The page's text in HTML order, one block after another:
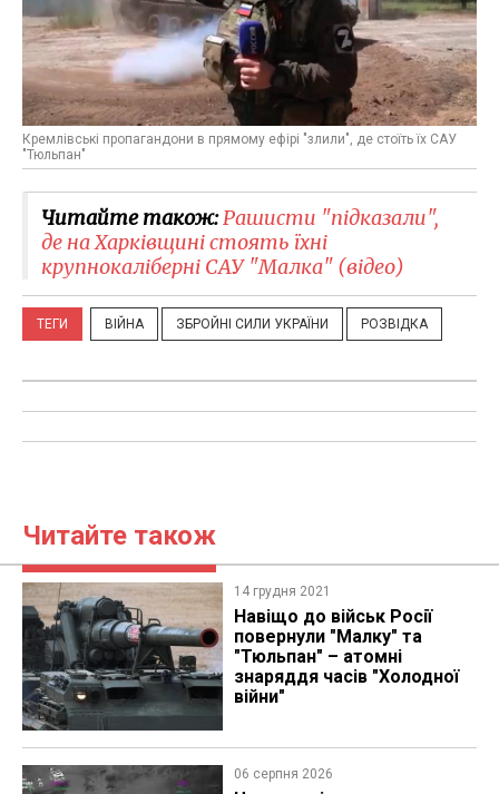
Кремлівські пропагандони в прямому ефірі "злили", де стоїть їх САУ
"Тюльпан"
Читайте також:Рашисти "підказали",
де на Харківщині стоять їхні
крупнокаліберні САУ "Малка" (відео)
ТЕГИ ВІЙНА ЗБРОЙНІ СИЛИ УКРАЇНИ РОЗВІДКА
Читайте також
14 грудня 2021
Навіщо до військ Росії
повернули "Малку" та
"Тюльпан" – атомні
знаряддя часів "Холодної
війни"
06 серпня 2026